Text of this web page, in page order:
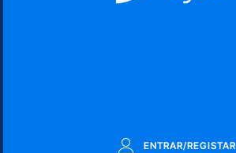
ENTRAR/REGISTAR